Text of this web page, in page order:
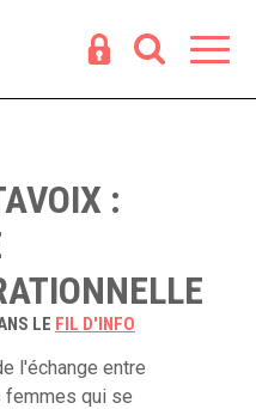
:
LE FIL D'INFO
l'échange entre
femmes qui se